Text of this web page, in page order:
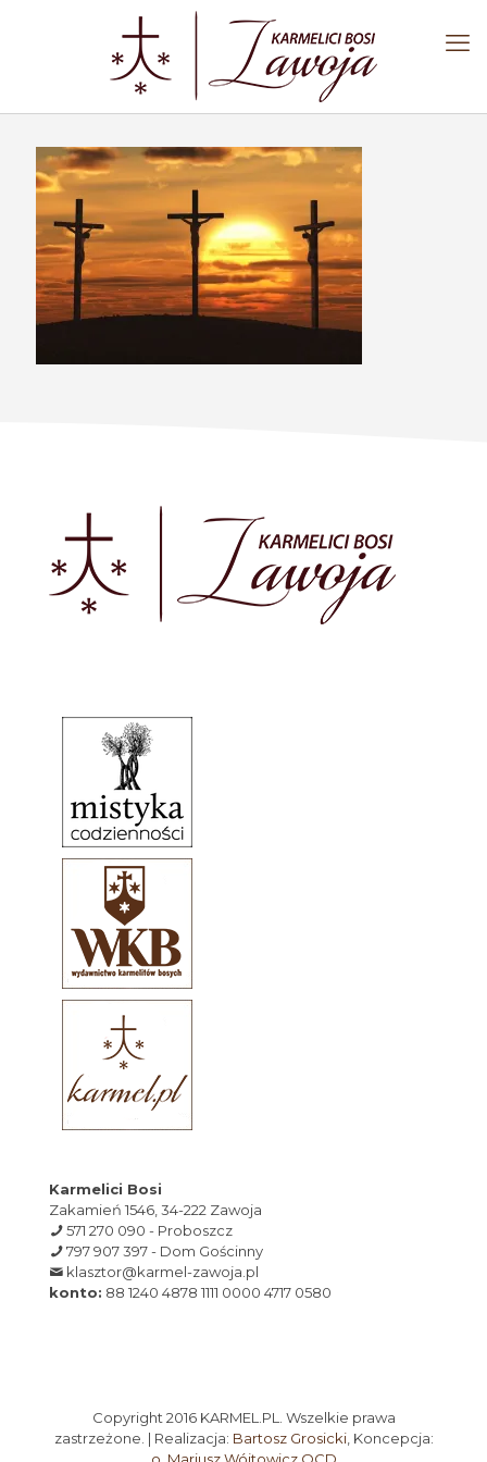
Karmelici Bosi
Zakamień 1546, 34-222 Zawoja
571 270 090 - Proboszcz
797 907 397 - Dom Gościnny
klasztor@karmel-zawoja.pl
konto: 88 1240 4878 1111 0000 4717 0580
Copyright 2016 KARMEL.PL. Wszelkie prawa
zastrzeżone. | Realizacja: Bartosz Grosicki, Koncepcja: